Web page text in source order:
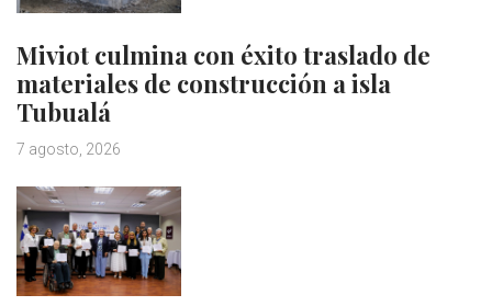
Miviot culmina con éxito traslado de
materiales de construcción a isla
Tubualá
7 agosto, 2026